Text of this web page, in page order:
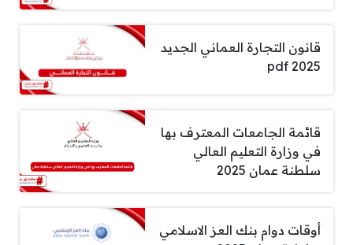
قانون التجارة العماني الجديد
2025 pdf
قائمة الجامعات المعترف بها
في وزارة التعليم العالي
سلطنة عمان 2025
أوقات دوام بنك العز الاسلامي